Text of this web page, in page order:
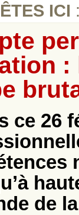
ICI
:
ce 26
de